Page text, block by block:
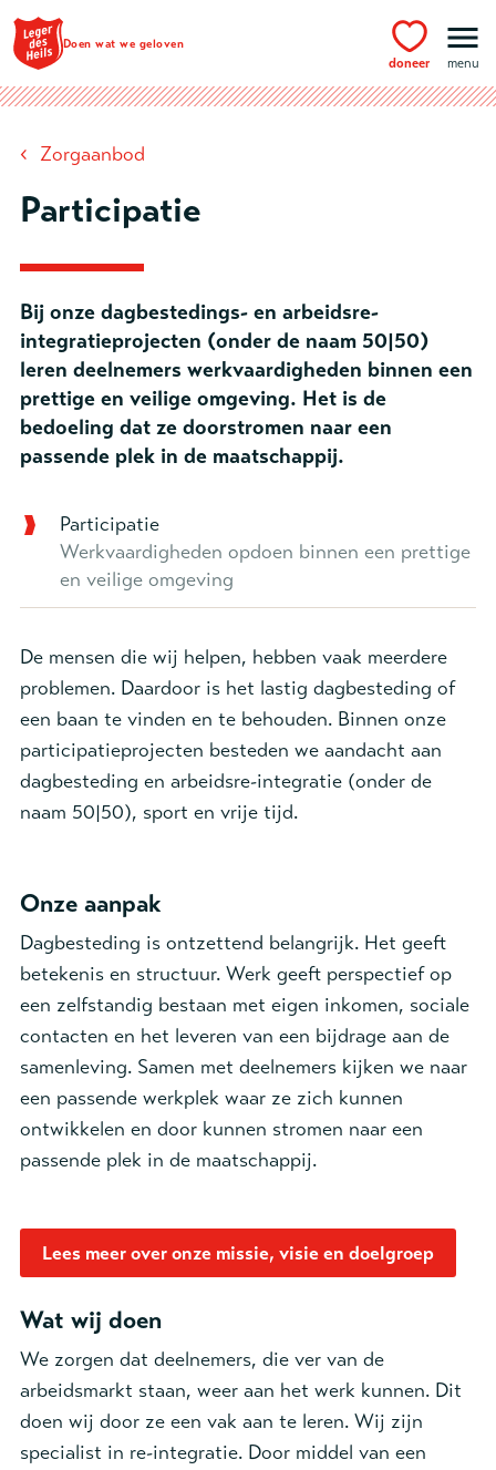
Ga naar hoofdinhoud
Doen wat we geloven
doneer menu
‹ Zorgaanbod
Participatie
Bij onze dagbestedings- en arbeidsre-
integratieprojecten (onder de naam 50|50)
leren deelnemers werkvaardigheden binnen een
prettige en veilige omgeving. Het is de
bedoeling dat ze doorstromen naar een
passende plek in de maatschappij.
Participatie
Werkvaardigheden opdoen binnen een prettige
en veilige omgeving
De mensen die wij helpen, hebben vaak meerdere
problemen. Daardoor is het lastig dagbesteding of
een baan te vinden en te behouden. Binnen onze
participatieprojecten besteden we aandacht aan
dagbesteding en arbeidsre-integratie (onder de
naam 50|50), sport en vrije tijd.
Onze aanpak
Dagbesteding is ontzettend belangrijk. Het geeft
betekenis en structuur. Werk geeft perspectief op
een zelfstandig bestaan met eigen inkomen, sociale
contacten en het leveren van een bijdrage aan de
samenleving. Samen met deelnemers kijken we naar
een passende werkplek waar ze zich kunnen
ontwikkelen en door kunnen stromen naar een
passende plek in de maatschappij.
Lees meer over onze missie, visie en doelgroep
Wat wij doen
We zorgen dat deelnemers, die ver van de
arbeidsmarkt staan, weer aan het werk kunnen. Dit
doen wij door ze een vak aan te leren. Wij zijn
specialist in re-integratie. Door middel van een